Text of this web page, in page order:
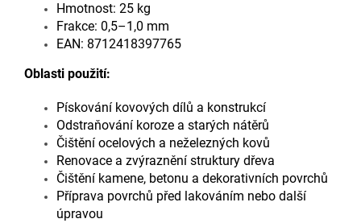
Hmotnost: 25 kg
Frakce: 0,5–1,0 mm
EAN: 8712418397765
Oblasti použití:
Pískování kovových dílů a konstrukcí
Odstraňování koroze a starých nátěrů
Čištění ocelových a neželezných kovů
Renovace a zvýraznění struktury dřeva
Čištění kamene, betonu a dekorativních povrchů
Příprava povrchů před lakováním nebo další
úpravou